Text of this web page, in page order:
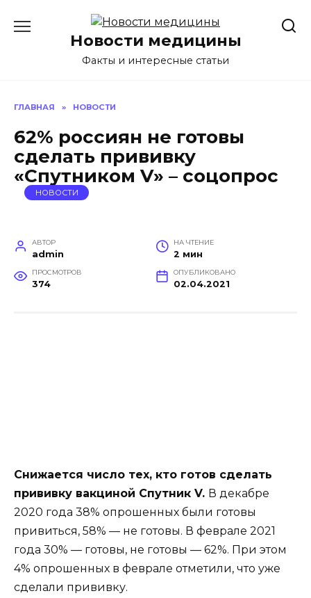
содержаниюНовости медицины
Факты и интересные статьи
ГЛАВНАЯ » НОВОСТИ
62% россиян не готовы
сделать прививку
«Спутником V» – соцопрос
НОВОСТИ
АВТОР
admin
НА ЧТЕНИЕ
2 мин
ПРОСМОТРОВ
374
ОПУБЛИКОВАНО
02.04.2021
Снижается число тех, кто готов сделать
прививку вакциной Спутник V. В декабре
2020 года 38% опрошенных были готовы
привиться, 58% — не готовы. В феврале 2021
года 30% — готовы, не готовы — 62%. При этом
4% опрошенных в феврале отметили, что уже
сделали прививку.